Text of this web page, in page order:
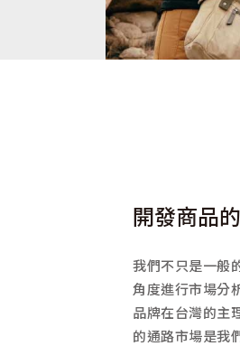
開發商品
我們不只是一般
角度進行市場分
品牌在台灣的主
的通路市場是我